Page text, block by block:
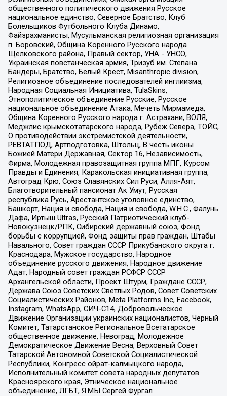
общественного политического движения Русское
национальное единство, Северное Братство, Клуб
Болельщиков Футбольного Клуба Динамо,
Файзрахманисты, Мусульманская религиозная организация
п. Боровский, Община Коренного Русского народа
Щелковского района, Правый сектор, УНА - УНСО,
Украинская повстанческая армия, Тризуб им. Степана
Бандеры, Братство, Белый Крест, Misanthropic division,
Религиозное объединение последователей инглиизма,
Народная Социальная Инициатива, TulaSkins,
Этнополитическое объединение Русские, Русское
национальное объединение Атака, Мечеть Мирмамеда,
Община Коренного Русского народа г. Астрахани, ВОЛЯ,
Меджлис крымскотатарского народа, Рубеж Севера, ТОЙС,
О противодействии экстремистской деятельности,
РЕВТАТПОД, Артподготовка, Штольц, В честь иконы
Божией Матери Державная, Сектор 16, Независимость,
Фирма, Молодежная правозащитная группа МПГ, Курсом
Правды и Единения, Каракольская инициативная группа,
Автоград Крю, Союз Славянских Сил Руси, Алля-Аят,
Благотворительный пансионат Ак Умут, Русская
республика Русь, Арестантское уголовное единство,
Башкорт, Нация и свобода, Нация и свобода, W.H.С., Фалунь
Дафа, Иртыш Ultras, Русский Патриотический клуб-
Новокузнецк/РПК, Сибирский державный союз, Фонд
борьбы с коррупцией, Фонд защиты прав граждан, Штабы
Навального, Совет граждан СССР Прикубанского округа г.
Краснодара, Мужское государство, Народное
объединение русского движения, Народное движение
Адат, Народный совет граждан РСФСР СССР
Архангельской области, Проект Штурм, Граждане СССР,
Держава Союз Советских Светлых Родов, Совет Советских
Социалистических Районов, Meta Platforms Inc, Facebook,
Instagram, WhatsApp, СИЧ-С14, Добровольческое
Движение Организации украинских националистов, Черный
Комитет, Татарстанское Региональное Всетатарское
общественное движение, Невоград, Молодежное
Демократическое Движение Весна, Верховный Совет
Татарской Автономной Советской Социалистической
Республики, Конгресс ойрат-калмыцкого народа,
Исполнительный комитет совета народных депутатов
Красноярского края, Этническое национальное
объединение, ЛГБТ, Я.МЫ Сергей Фургал